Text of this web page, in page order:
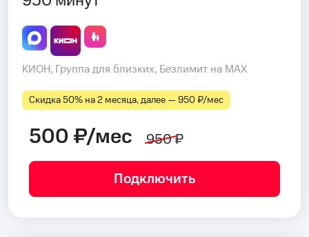
КИОН, Группа для близких, Безлимит на MAX
Скидка 50% на 2 месяца, далее — 950 ₽⁠/⁠мес
500 ₽/мес 950 ₽
Подключить